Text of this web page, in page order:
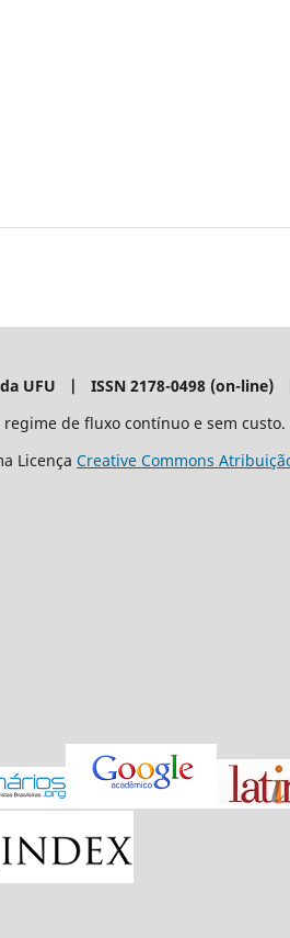
da UFU | ISSN 2178-0498 (on-
de fluxo contínuo e sem custo.
Licença Creative Commons